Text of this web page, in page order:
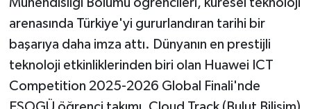
arenasında Türkiye'yi gururlandıran tarihi bir
başarıya daha imza attı. Dünyanın en prestijli
teknoloji etkinliklerinden biri olan Huawei ICT
Competition 2025-2026 Global Finali'nde
İNSAN
İş Dünyası
Jandarma